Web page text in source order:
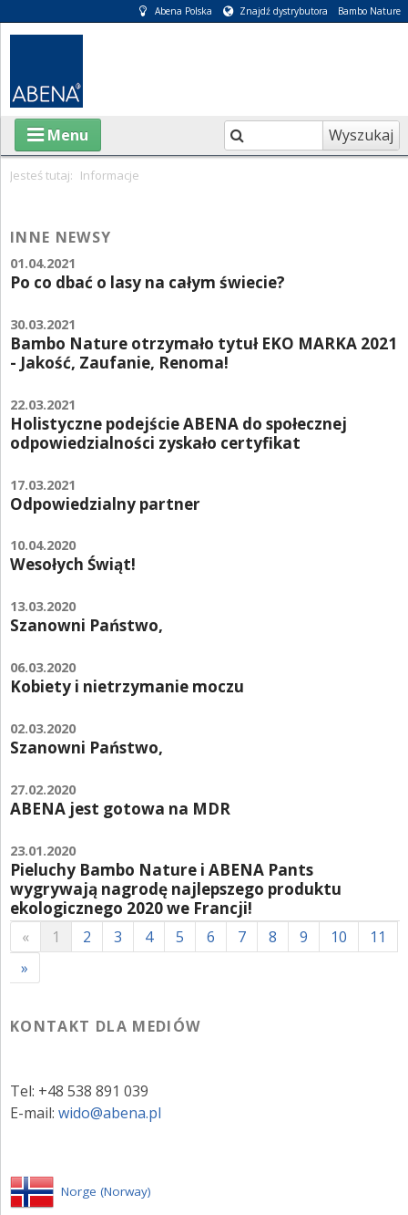
Abena Polska Znajdź dystrybutora Bambo Nature
Wyszukaj
Menu
INFORMACJE
E-SKLEP
PIELĘGNACJA OSÓB CHORYCH
ZGŁOŚ INCYDENT MEDYCZNY
PRZEMYSŁ SPOŻYWCZY
PIELĘGNACJA SKÓRY
ROZWIĄZANIA BARIATRYCZNE
RAPORT ESG
ZNAJDŹ DYSTRYBUTORA
BAMBO NATURE
ZALOGUJ SIĘ
Jesteś tutaj: Informacje
INNE NEWSY
01.04.2021
Po co dbać o lasy na całym świecie?
30.03.2021
Bambo Nature otrzymało tytuł EKO MARKA 2021
- Jakość, Zaufanie, Renoma!
22.03.2021
Holistyczne podejście ABENA do społecznej
odpowiedzialności zyskało certyfikat
17.03.2021
Odpowiedzialny partner
10.04.2020
Wesołych Świąt!
13.03.2020
Szanowni Państwo,
06.03.2020
Kobiety i nietrzymanie moczu
02.03.2020
Szanowni Państwo,
27.02.2020
ABENA jest gotowa na MDR
23.01.2020
Pieluchy Bambo Nature i ABENA Pants
wygrywają nagrodę najlepszego produktu
ekologicznego 2020 we Francji!
« 1 2 3 4 5 6 7 8 9 10
11
»
KONTAKT DLA MEDIÓW
Tel: +48 538 891 039
E-mail: wido@abena.pl
Norge (Norway)